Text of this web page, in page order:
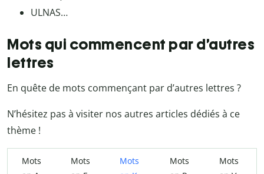
ULNAS…
Mots qui commencent par d’autres
lettres
En quête de mots commençant par d’autres lettres ?
N’hésitez pas à visiter nos autres articles dédiés à ce
thème !
Mots
Mots
Mots
Mots
Mots